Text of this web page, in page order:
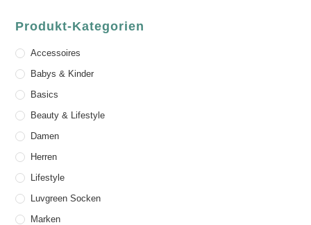
Produkt-Kategorien
Accessoires
Babys & Kinder
Basics
Beauty & Lifestyle
Damen
Herren
Lifestyle
Luvgreen Socken
Marken